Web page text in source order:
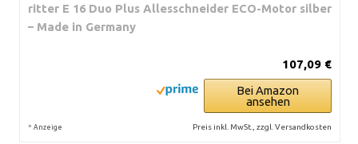
ritter E 16 Duo Plus Allesschneider ECO-Motor silber
– Made in Germany
107,09 €
Bei Amazon
ansehen
* Anzeige Preis inkl. MwSt., zzgl. Versandkosten